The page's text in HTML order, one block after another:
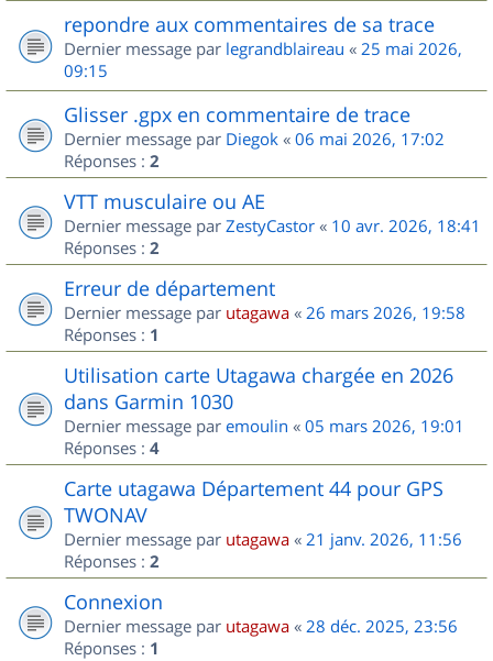
repondre aux commentaires de sa trace
Dernier message par legrandblaireau « 25 mai 2026,
09:15
Glisser .gpx en commentaire de trace
Dernier message par Diegok « 06 mai 2026, 17:02
Réponses : 2
VTT musculaire ou AE
Dernier message par ZestyCastor « 10 avr. 2026, 18:41
Réponses : 2
Erreur de département
Dernier message par utagawa « 26 mars 2026, 19:58
Réponses : 1
Utilisation carte Utagawa chargée en 2026
dans Garmin 1030
Dernier message par emoulin « 05 mars 2026, 19:01
Réponses : 4
Carte utagawa Département 44 pour GPS
TWONAV
Dernier message par utagawa « 21 janv. 2026, 11:56
Réponses : 2
Connexion
Dernier message par utagawa « 28 déc. 2025, 23:56
Réponses : 1